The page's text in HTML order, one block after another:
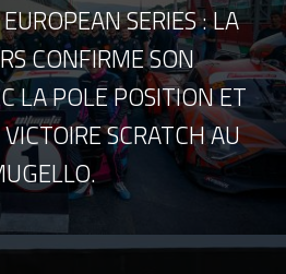
SERIES : LA
CONFIRME SON
LA POLE POSITION ET
SCRATCH AU